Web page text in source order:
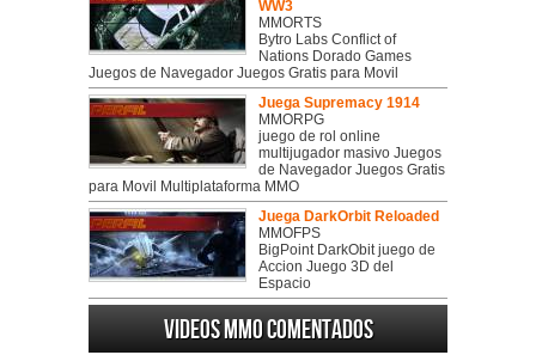
WW3
MMORTS
Bytro Labs Conflict of
Nations Dorado Games
Juegos de Navegador Juegos Gratis para Movil
Juega Supremacy 1914
MMORPG
juego de rol online
multijugador masivo Juegos
de Navegador Juegos Gratis
para Movil Multiplataforma MMO
Juega DarkOrbit Reloaded
MMOFPS
BigPoint DarkObit juego de
Accion Juego 3D del
Espacio
Videos MMO Comentados